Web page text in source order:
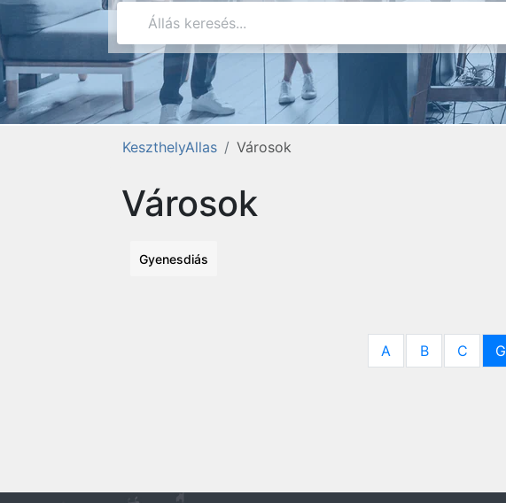
KeszthelyAllas Városok
Városok
Gyenesdiás
A B C G